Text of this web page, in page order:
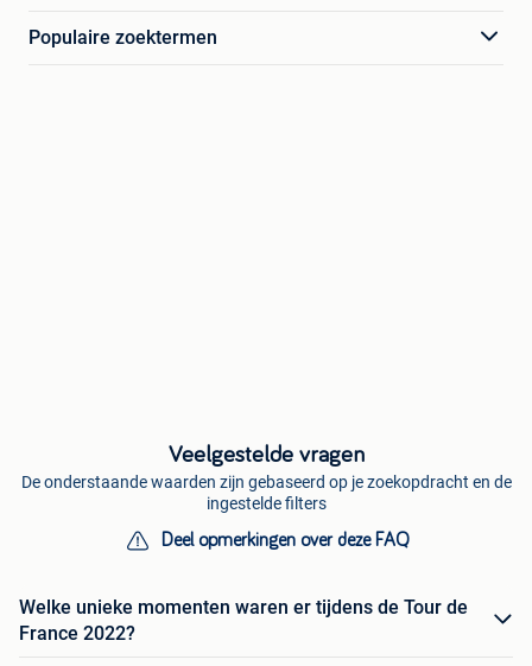
Populaire zoektermen
Veelgestelde vragen
De onderstaande waarden zijn gebaseerd op je zoekopdracht en de
ingestelde filters
Deel opmerkingen over deze FAQ
Welke unieke momenten waren er tijdens de Tour de
France 2022?